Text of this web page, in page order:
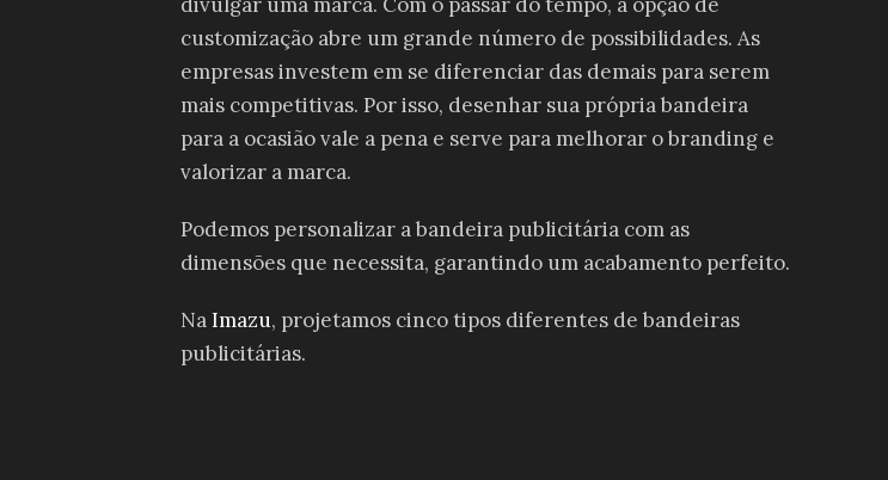
customização abre um grande número de possibilidades. As
empresas investem em se diferenciar das demais para serem
mais competitivas. Por isso, desenhar sua própria bandeira
para a ocasião vale a pena e serve para melhorar o branding e
valorizar a marca.
Podemos personalizar a bandeira publicitária com as
dimensões que necessita, garantindo um acabamento perfeito.
NaImazu, projetamos cinco tipos diferentes de bandeiras
publicitárias.